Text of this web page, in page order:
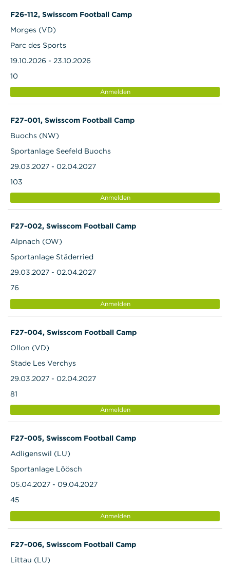
F26-112, Swisscom Football Camp
Morges (VD)
Parc des Sports
19.10.2026 - 23.10.2026
10
Anmelden
F27-001, Swisscom Football Camp
Buochs (NW)
Sportanlage Seefeld Buochs
29.03.2027 - 02.04.2027
103
Anmelden
F27-002, Swisscom Football Camp
Alpnach (OW)
Sportanlage Städerried
29.03.2027 - 02.04.2027
76
Anmelden
F27-004, Swisscom Football Camp
Ollon (VD)
Stade Les Verchys
29.03.2027 - 02.04.2027
81
Anmelden
F27-005, Swisscom Football Camp
Adligenswil (LU)
Sportanlage Löösch
05.04.2027 - 09.04.2027
45
Anmelden
F27-006, Swisscom Football Camp
Littau (LU)